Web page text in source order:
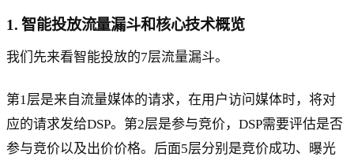
1. 智能投放流量漏斗和核心技术概览
我们先来看智能投放的7层流量漏斗。
第1层是来自流量媒体的请求，在用户访问媒体时，将对
应的请求发给DSP。第2层是参与竞价，DSP需要评估是否
参与竞价以及出价价格。后面5层分别是竞价成功、曝光